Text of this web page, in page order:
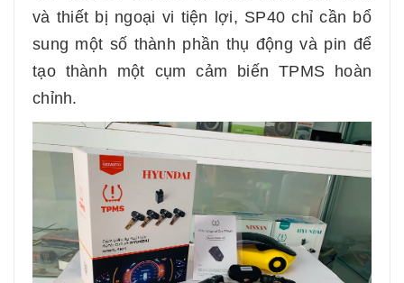
và thiết bị ngoại vi tiện lợi, SP40 chỉ cần bổ
sung một số thành phần thụ động và pin để
tạo thành một cụm cảm biến TPMS hoàn
chỉnh.